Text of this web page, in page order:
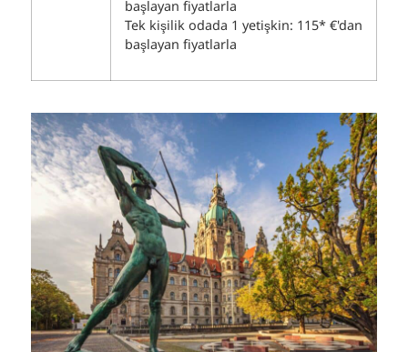
başlayan fiyatlarla
Tek kişilik odada 1 yetişkin: 115* €'dan
başlayan fiyatlarla